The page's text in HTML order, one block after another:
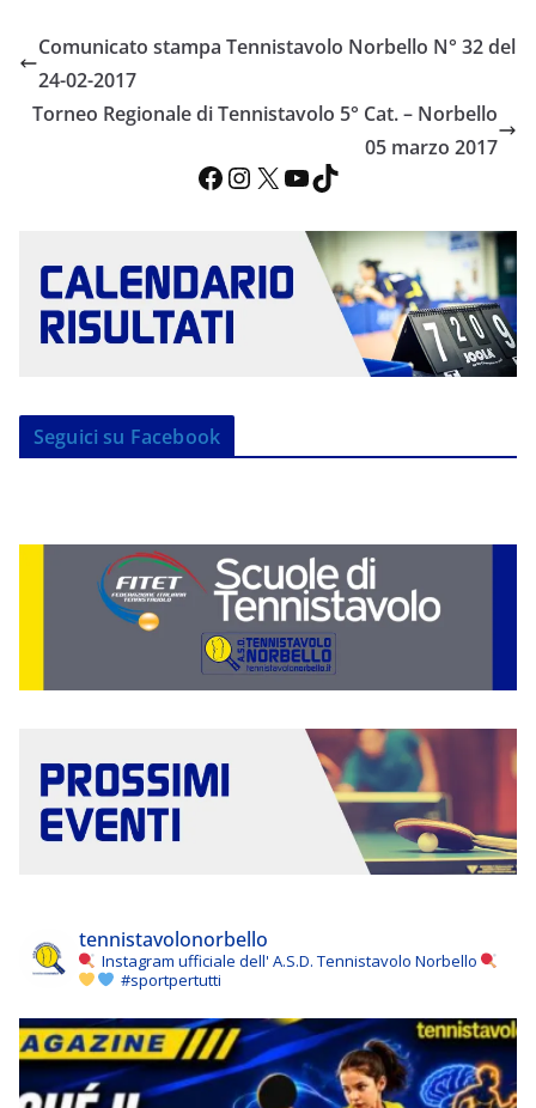
Comunicato stampa Tennistavolo Norbello N° 32 del
24-02-2017
Torneo Regionale di Tennistavolo 5° Cat. – Norbello
05 marzo 2017
Facebook InstagramX YouTube TikTok
Seguici su Facebook
tennistavolonorbello
Instagram ufficiale dell' A.S.D. Tennistavolo Norbello
#sportpertutti